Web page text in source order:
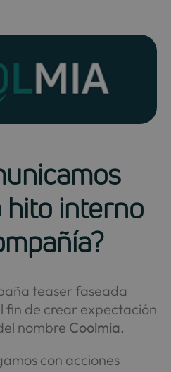
hito interno
teaser faseada
fin de crear expectación
nombre Coolmia.
con acciones